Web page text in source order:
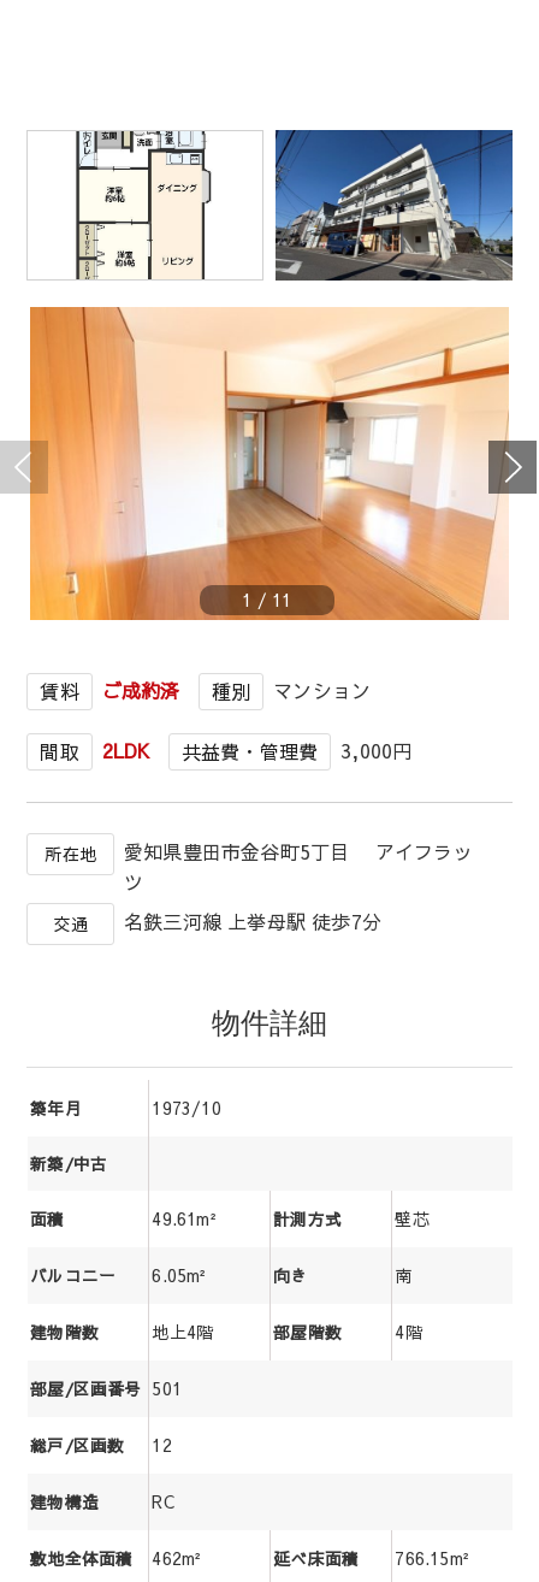
1 / 11
賃料 ご成約済 種別 マンション
間取 2LDK 共益費・管理費 3,000円
所在地
愛知県豊田市金谷町5丁目 アイフラッ
ツ
交通 名鉄三河線 上挙母駅 徒歩7分
物件詳細
築年月 1973/10
新築/中古
面積 49.61m² 計測方式 壁芯
バルコニー 6.05m² 向き 南
建物階数 地上4階 部屋階数 4階
部屋/区画番号 501
総戸/区画数 12
建物構造 RC
敷地全体面積 462m² 延べ床面積 766.15m²